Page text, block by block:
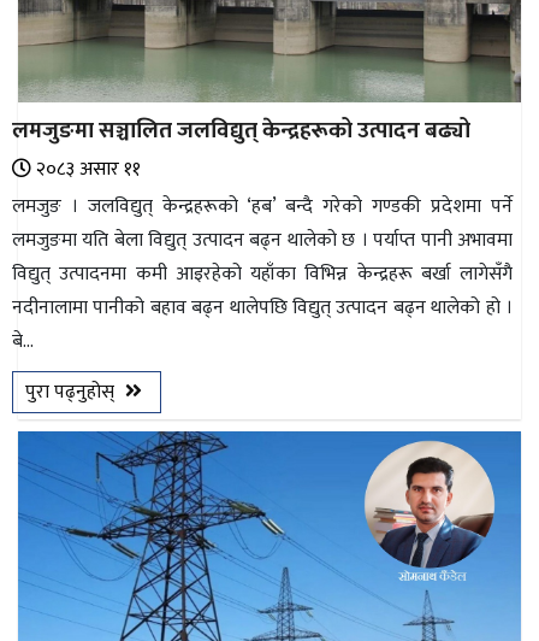
लमजुङमा सञ्चालित जलविद्युत् केन्द्रहरूको उत्पादन बढ्यो
२०८३ असार ११
लमजुङ । जलविद्युत् केन्द्रहरूको ‘हब’ बन्दै गरेको गण्डकी प्रदेशमा पर्ने
लमजुङमा यति बेला विद्युत् उत्पादन बढ्न थालेको छ । पर्याप्त पानी अभावमा
विद्युत् उत्पादनमा कमी आइरहेको यहाँका विभिन्न केन्द्रहरू बर्खा लागेसँगै
नदीनालामा पानीको बहाव बढ्न थालेपछि विद्युत् उत्पादन बढ्न थालेको हो ।
बे...
पुरा पढ्नुहोस्